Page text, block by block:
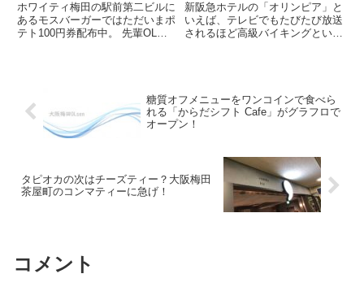
ホワイティ梅田の駅前第二ビルに
あるモスバーガーではただいまポ
テト100円券配布中。 先輩OLね
新阪急ホテルの「オリンピア」と
いえば、テレビでもたびたび放送
されるほど高級バイキングという
バイキングが実施中です。 ち
ょ...
糖質オフメニューをワンコインで食べら
れる「からだシフト Cafe」がグラフロで
オープン！
タピオカの次はチーズティー？大阪梅田
茶屋町のコンマティーに急げ！
コメント